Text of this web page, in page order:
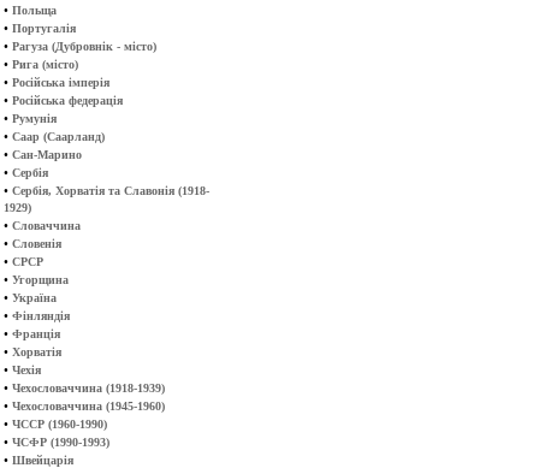
• Польща
• Португалія
• Рагуза (Дубровнік - місто)
• Рига (місто)
• Російська імперія
• Російська федерація
• Румунія
• Саар (Саарланд)
• Сан-Марино
• Сербія
• Сербія, Хорватія та Славонія (1918-
1929)
• Словаччина
• Словенія
• СРСР
• Угорщина
• Україна
• Фінляндія
• Франція
• Хорватія
• Чехія
• Чехословаччина (1918-1939)
• Чехословаччина (1945-1960)
• ЧССР (1960-1990)
• ЧСФР (1990-1993)
• Швейцарія